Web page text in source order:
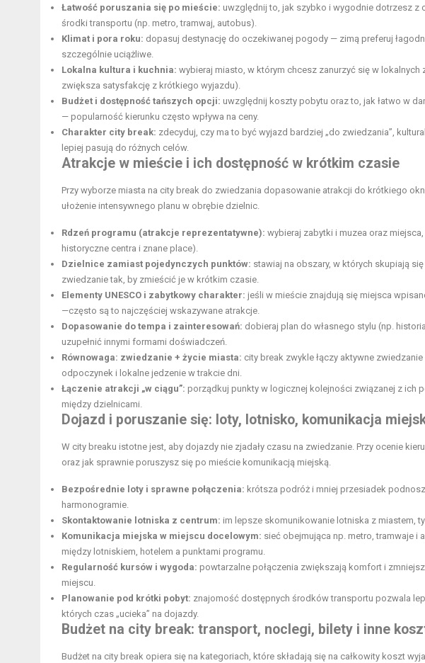
Łatwość poruszania się po mieście: uwzględnij to, jak szybko i wygodnie dotrzesz
środki transportu (np. metro, tramwaj, autobus).
Klimat i pora roku: dopasuj destynację do oczekiwanej pogody — zimą preferuj
szczególnie uciążliwe.
Lokalna kultura i kuchnia: wybieraj miasto, w którym chcesz zanurzyć się w
zwiększa satysfakcję z krótkiego wyjazdu).
Budżet i dostępność tańszych opcji: uwzględnij koszty pobytu oraz to, jak łatwo w
— popularność kierunku często wpływa na ceny.
Charakter city break: zdecyduj, czy ma to być wyjazd bardziej „do zwiedzania”,
lepiej pasują do różnych celów.
Atrakcje w mieście i ich dostępność w krótkim czasie
Przy wyborze miasta na city break do zwiedzania dopasowanie atrakcji do krótkiego
ułożenie intensywnego planu w obrębie dzielnic.
Rdzeń programu (atrakcje reprezentatywne): wybieraj zabytki i muzea oraz
historyczne centra i znane place).
Dzielnice zamiast pojedynczych punktów: stawiaj na obszary, w których skupiają
zwiedzanie tak, by zmieścić je w krótkim czasie.
Elementy UNESCO i zabytkowy charakter: jeśli w mieście znajdują się miejsca
—często są to najczęściej wskazywane atrakcje.
Dopasowanie do tempa i zainteresowań: dobieraj plan do własnego stylu (np.
uzupełnić innymi formami doświadczeń.
Równowaga: zwiedzanie + życie miasta: city break zwykle łączy aktywne
odpoczynek i lokalne jedzenie w trakcie dni.
Łączenie atrakcji „w ciągu”: porządkuj punkty w logicznej kolejności związanej z ich
między dzielnicami.
Dojazd i poruszanie się: loty, lotnisko, komunikacja
W city breaku istotne jest, aby dojazdy nie zjadały czasu na zwiedzanie. Przy ocenie
oraz jak sprawnie poruszysz się po mieście komunikacją miejską.
Bezpośrednie loty i sprawne połączenia: krótsza podróż i mniej przesiadek
harmonogramie.
Skontaktowanie lotniska z centrum: im lepsze skomunikowanie lotniska z miastem,
Komunikacja miejska w miejscu docelowym: sieć obejmująca np. metro, tramwaje i
między lotniskiem, hotelem a punktami programu.
Regularność kursów i wygoda: powtarzalne połączenia zwiększają komfort i
miejscu.
Planowanie pod krótki pobyt: znajomość dostępnych środków transportu pozwala
których czas „ucieka” na dojazdy.
Budżet na city break: transport, noclegi, bilety i inne
Budżet na city break opiera się na kategoriach, które składają się na całkowity koszt